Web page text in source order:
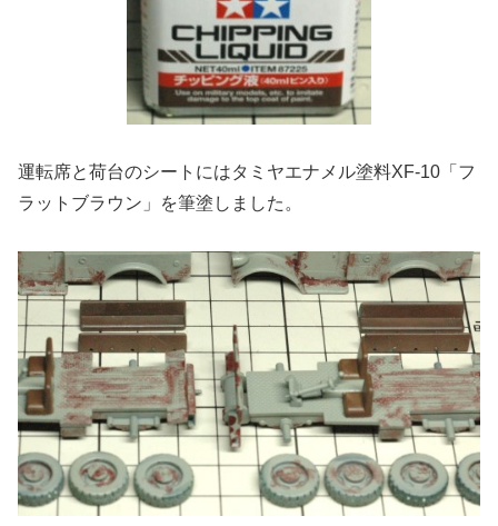
運転席と荷台のシートにはタミヤエナメル塗料XF-10「フ
ラットブラウン」を筆塗しました。